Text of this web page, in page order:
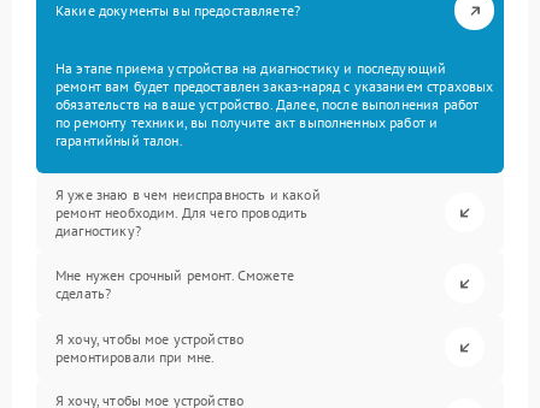
Какие документы вы предоставляете?
На этапе приема устройства на диагностику и последующий
ремонт вам будет предоставлен заказ-наряд с указанием страховых
обязательств на ваше устройство. Далее, после выполнения работ
по ремонту техники, вы получите акт выполненных работ и
гарантийный талон.
Я уже знаю в чем неисправность и какой
ремонт необходим. Для чего проводить
диагностику?
Мне нужен срочный ремонт. Сможете
сделать?
Я хочу, чтобы мое устройство
ремонтировали при мне.
Я хочу, чтобы мое устройство